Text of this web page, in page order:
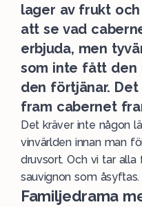
lager av frukt
att se vad
erbjuda, men
som inte fått den
den förtjänar.
fram cabernet
Det kräver inte någon
vinvärlden innan man
druvsort. Och vi tar
sauvignon som åsyftas.
Familjedrama